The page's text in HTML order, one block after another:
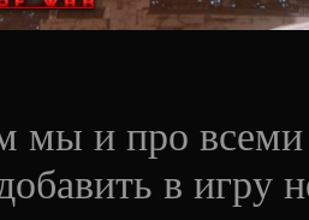
мы и про
в игру